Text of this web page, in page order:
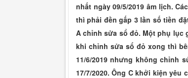
nhất ngày 09/5/2019 âm lịch.
thì phải đền gấp 3 lần số tiền
A chỉnh sửa sổ đỏ. Một phụ lục
khi chỉnh sửa sổ đỏ xong thì
11/6/2019 nhưng không chỉnh
17/7/2020. Ông C khởi kiện